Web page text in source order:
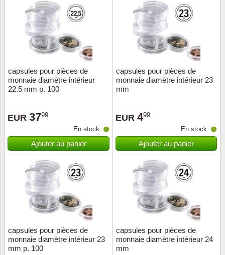
capsules pour pièces de
monnaie diamètre intérieur
22.5 mm p. 100
EUR 3799
En stock
Ajouter au panier
capsules pour pièces de
monnaie diamètre intérieur 23
mm
EUR 499
En stock
Ajouter au panier
capsules pour pièces de
monnaie diamètre intérieur 23
mm p. 100
capsules pour pièces de
monnaie diamètre intérieur 24
mm